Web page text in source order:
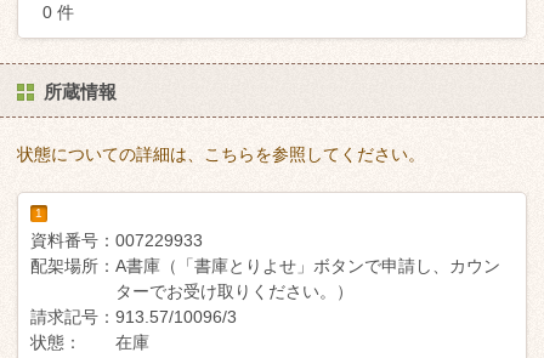
0 件
所蔵情報
状態についての詳細は、こちらを参照してください。
1
資料番号： 007229933
配架場所： A書庫（「書庫とりよせ」ボタンで申請し、カウン
ターでお受け取りください。）
請求記号： 913.57/10096/3
状態：
在庫